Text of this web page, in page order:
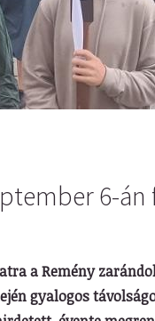
6-
a Remény
gyalogos